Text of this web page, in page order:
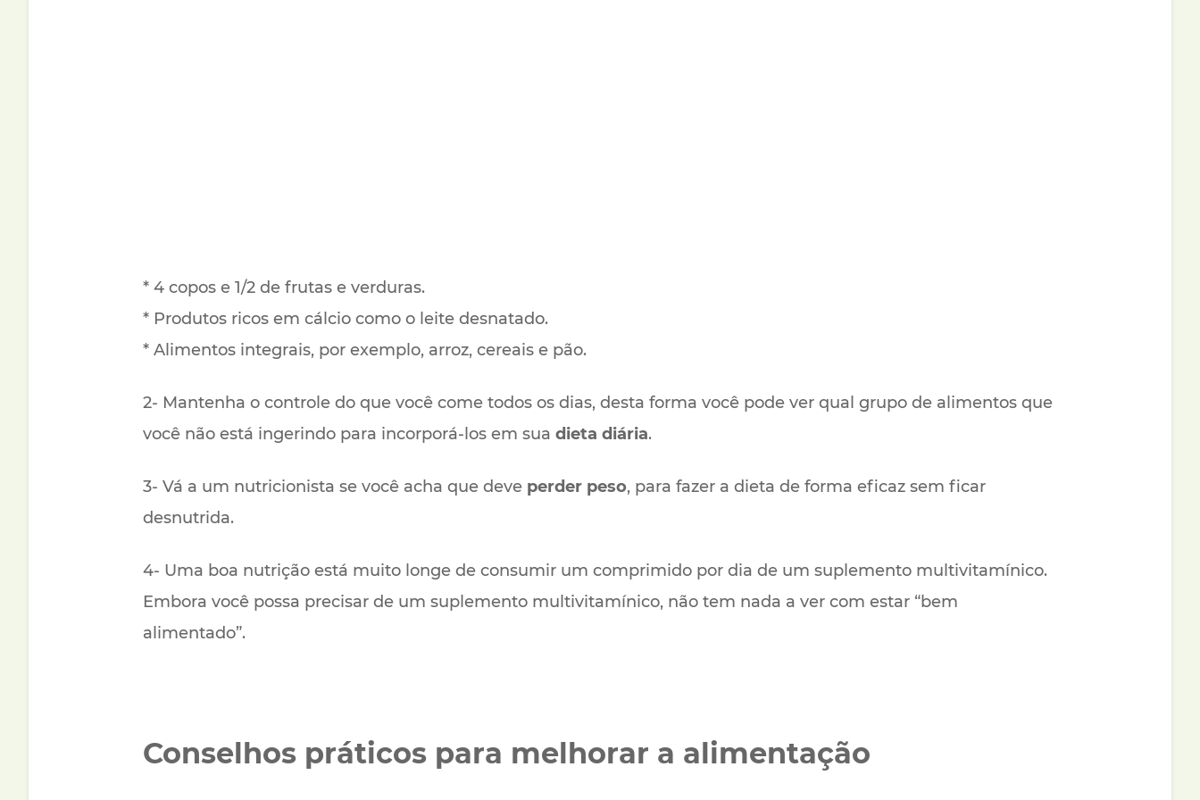
* 4 copos e 1/2 de frutas e verduras.
* Produtos ricos em cálcio como o leite desnatado.
* Alimentos integrais, por exemplo, arroz, cereais e pão.
2- Mantenha o controle do que você come todos os dias, desta forma você pode ver qual grupo de alimentos que
você não está ingerindo para incorporá-los em sua dieta diária.
3- Vá a um nutricionista se você acha que deve perder peso, para fazer a dieta de forma eficaz sem ficar
desnutrida.
4- Uma boa nutrição está muito longe de consumir um comprimido por dia de um suplemento multivitamínico.
Embora você possa precisar de um suplemento multivitamínico, não tem nada a ver com estar “bem
alimentado”.
Conselhos práticos para melhorar a alimentação